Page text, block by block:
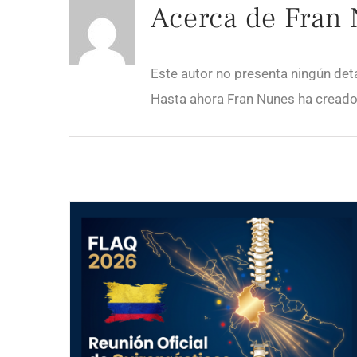
Acerca de Fran
Este autor no presenta ningún
Hasta ahora Fran Nunes ha